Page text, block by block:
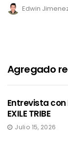
Edwin
Agregado
Entrevista con
EXILE TRIBE
Julio 15, 2026